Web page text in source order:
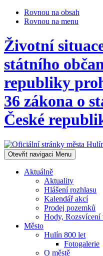
Rovnou na obsah
Rovnou na menu
Životní
státního
republiky
36 zákona o
České
Otevřit navigaci Menu
Aktuálně
Aktuality
Hlášení rozhlasu
Kalendář akcí
Prodej pozemků
Hody, Rozsvícení
Město
Hulín 800 let
Fotogalerie
O městě